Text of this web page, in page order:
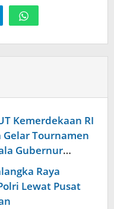
Kemerdekaan RI
Gelar Tournamen
Gubernur
Raya
Lewat Pusat